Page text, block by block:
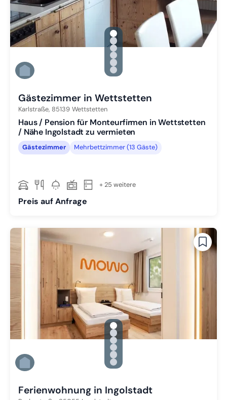
gallery.slide_selector
Zu Slide 1 wechseln
Zu Slide 2 wechseln
Zu Slide 3 wechseln
Zu Slide 4 wechseln
Zu Slide 5 wechseln
Zu Slide 6 wechseln
Gästezimmer in Wettstetten
Karlstraße, 85139 Wettstetten
Haus / Pension für Monteurfirmen in Wettstetten
/ Nähe Ingolstadt zu vermieten
Gästezimmer Mehrbettzimmer (13 Gäste)
+ 25 weitere
Preis auf Anfrage
gallery.slide_selector
Zu Slide 1 wechseln
Zu Slide 2 wechseln
Zu Slide 3 wechseln
Zu Slide 4 wechseln
Zu Slide 5 wechseln
Zu Slide 6 wechseln
Ferienwohnung in Ingolstadt